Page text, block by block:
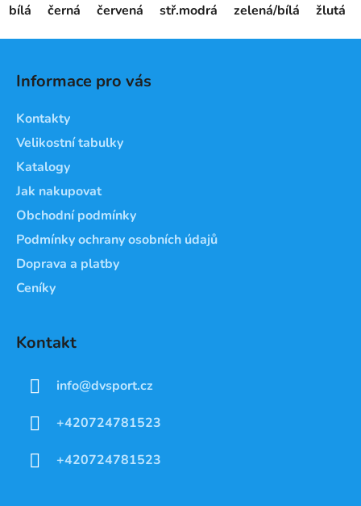
bílá černá červená stř.modrá zelená/bílá žlutá
Informace pro vás
Kontakty
Velikostní tabulky
Katalogy
Jak nakupovat
Obchodní podmínky
Podmínky ochrany osobních údajů
Doprava a platby
Ceníky
Kontakt
info@dvsport.cz
+420724781523
+420724781523